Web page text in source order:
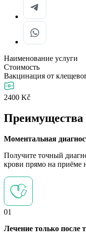
Наименование услуги
Стоимость
Вакцинация от
2400 Kč
Преимущества
Моментальная
Получите точный
крови прямо на приёме
01
Лечение только после